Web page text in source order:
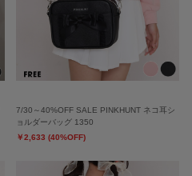
7/30～40%OFF SALE PINKHUNT ネコ耳シ
ョルダーバッグ 1350
￥2,633 (40%OFF)